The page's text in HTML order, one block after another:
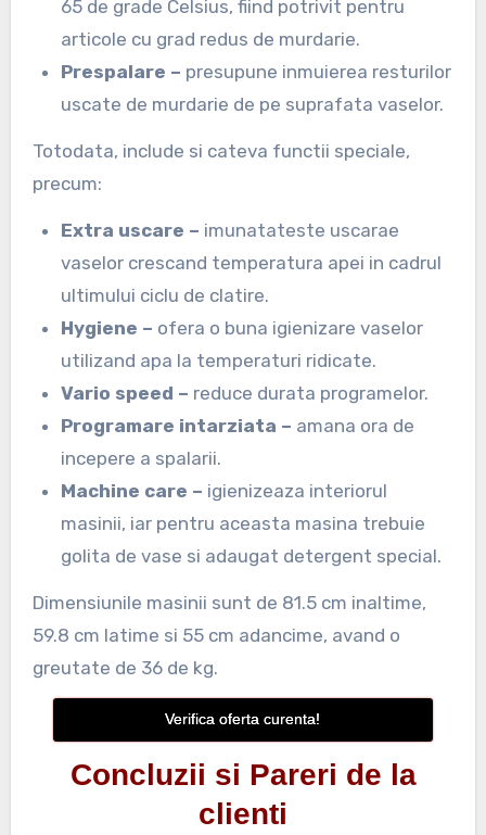
65 de grade Celsius, fiind potrivit pentru
articole cu grad redus de murdarie.
Prespalare – presupune inmuierea resturilor
uscate de murdarie de pe suprafata vaselor.
Totodata, include si cateva functii speciale,
precum:
Extra uscare – imunatateste uscarae
vaselor crescand temperatura apei in cadrul
ultimului ciclu de clatire.
Hygiene – ofera o buna igienizare vaselor
utilizand apa la temperaturi ridicate.
Vario speed – reduce durata programelor.
Programare intarziata – amana ora de
incepere a spalarii.
Machine care – igienizeaza interiorul
masinii, iar pentru aceasta masina trebuie
golita de vase si adaugat detergent special.
Dimensiunile masinii sunt de 81.5 cm inaltime,
59.8 cm latime si 55 cm adancime, avand o
greutate de 36 de kg.
Verifica oferta curenta!
Concluzii si Pareri de la
clienti